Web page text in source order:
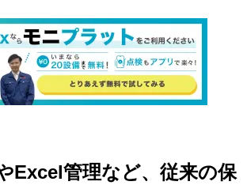
Excel管理など、従来の保